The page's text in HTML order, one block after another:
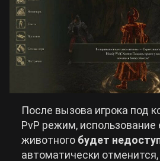
После вызова игрока под
PvP режим, использование
животного будет
автоматически отменится,